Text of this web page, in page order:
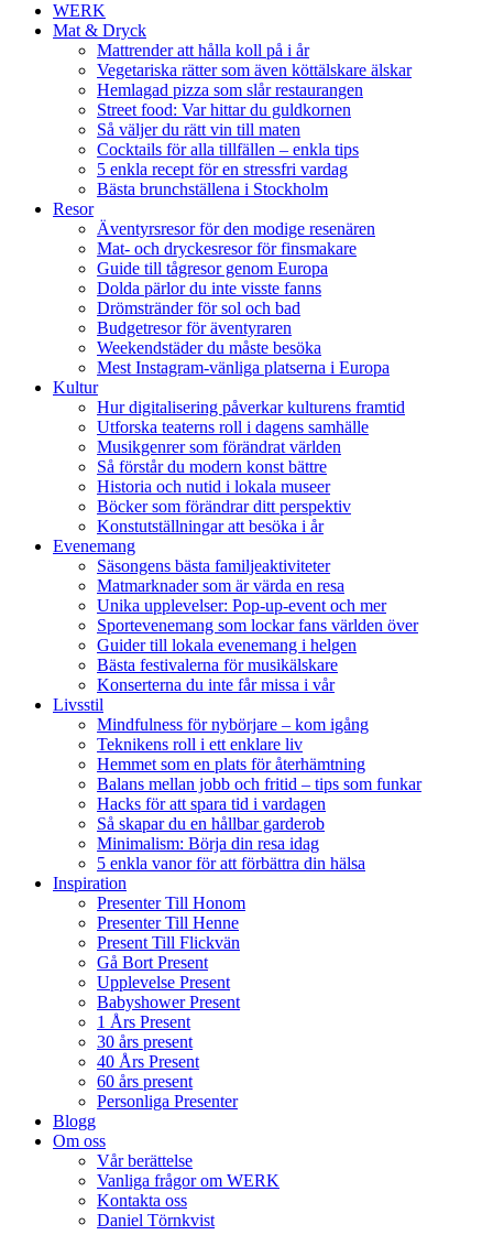
WERK
Mat & Dryck
Mattrender att hålla koll på i år
Vegetariska rätter som även köttälskare älskar
Hemlagad pizza som slår restaurangen
Street food: Var hittar du guldkornen
Så väljer du rätt vin till maten
Cocktails för alla tillfällen – enkla tips
5 enkla recept för en stressfri vardag
Bästa brunchställena i Stockholm
Resor
Äventyrsresor för den modige resenären
Mat- och dryckesresor för finsmakare
Guide till tågresor genom Europa
Dolda pärlor du inte visste fanns
Drömstränder för sol och bad
Budgetresor för äventyraren
Weekendstäder du måste besöka
Mest Instagram-vänliga platserna i Europa
Kultur
Hur digitalisering påverkar kulturens framtid
Utforska teaterns roll i dagens samhälle
Musikgenrer som förändrat världen
Så förstår du modern konst bättre
Historia och nutid i lokala museer
Böcker som förändrar ditt perspektiv
Konstutställningar att besöka i år
Evenemang
Säsongens bästa familjeaktiviteter
Matmarknader som är värda en resa
Unika upplevelser: Pop-up-event och mer
Sportevenemang som lockar fans världen över
Guider till lokala evenemang i helgen
Bästa festivalerna för musikälskare
Konserterna du inte får missa i vår
Livsstil
Mindfulness för nybörjare – kom igång
Teknikens roll i ett enklare liv
Hemmet som en plats för återhämtning
Balans mellan jobb och fritid – tips som funkar
Hacks för att spara tid i vardagen
Så skapar du en hållbar garderob
Minimalism: Börja din resa idag
5 enkla vanor för att förbättra din hälsa
Inspiration
Presenter Till Honom
Presenter Till Henne
Present Till Flickvän
Gå Bort Present
Upplevelse Present
Babyshower Present
1 Års Present
30 års present
40 Års Present
60 års present
Personliga Presenter
Blogg
Om oss
Vår berättelse
Vanliga frågor om WERK
Kontakta oss
Daniel Törnkvist